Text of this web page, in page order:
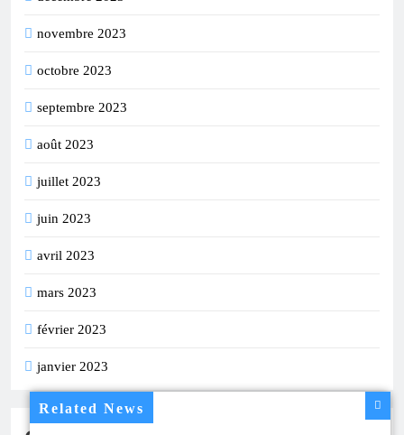
Related News
novembre 2023
octobre 2023
septembre 2023
août 2023
juillet 2023
juin 2023
avril 2023
mars 2023
février 2023
janvier 2023